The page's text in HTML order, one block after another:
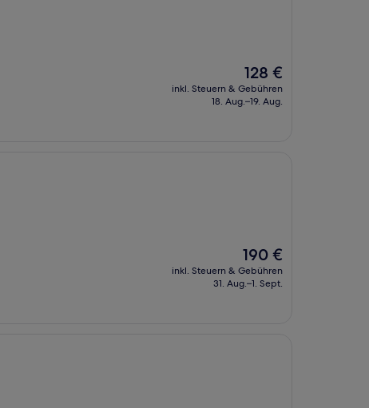
Der
Preis
beträgt
128 €
inkl. Steuern & Gebühren
18. Aug.–19. Aug.
Der
Preis
beträgt
190 €
inkl. Steuern & Gebühren
31. Aug.–1. Sept.